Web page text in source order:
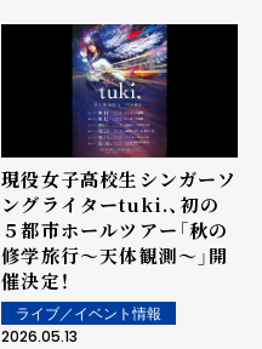
現役女子高校生シンガーソ
ングライターtuki.、初の
５都市ホールツアー「秋の
修学旅⾏〜天体観測〜」開
催決定！
ライブ／イベント情報
2026.05.13